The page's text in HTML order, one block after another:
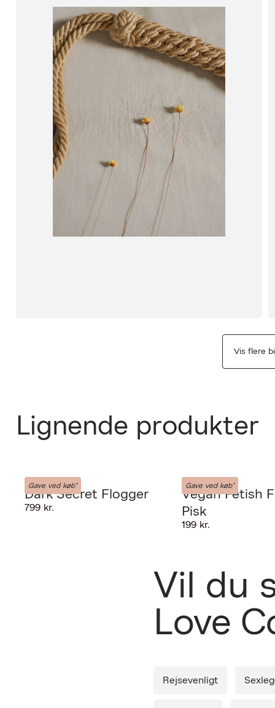
Vis flere
Lignende produkter
Gave ved køb*
LIEBE-SEELE
Dark Secret Flogger
799 kr.
Gave ved køb*
LIEBE-SEELE
Vegan Fetish
Pisk
199 kr.
Vil du
Love
Rejsevenligt
30
PRODUKTET